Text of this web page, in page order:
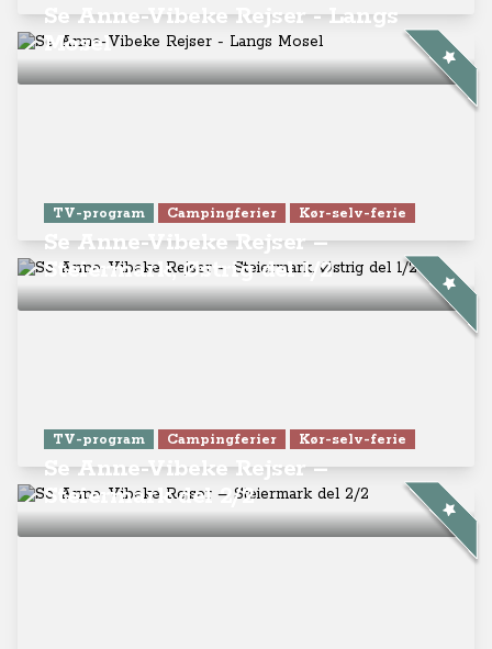
Se Anne-Vibeke Rejser - Langs
Mosel
TV-program Campingferier Kør-selv-ferie
Se Anne-Vibeke Rejser –
Steiermark, Østrig del 1/2
TV-program Campingferier Kør-selv-ferie
Se Anne-Vibeke Rejser –
Steiermark del 2/2